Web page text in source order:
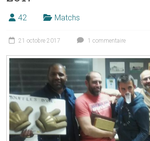
42 Matchs
21 octobre 2017 1 commentaire